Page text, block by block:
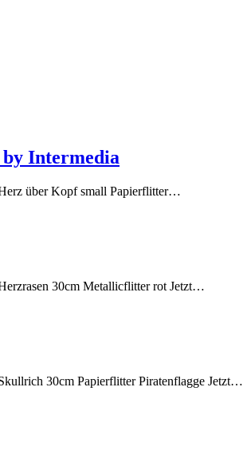
Intermedia
über Kopf small Papierflitter…
30cm Metallicflitter rot Jetzt…
30cm Papierflitter Piratenflagge Jetzt…